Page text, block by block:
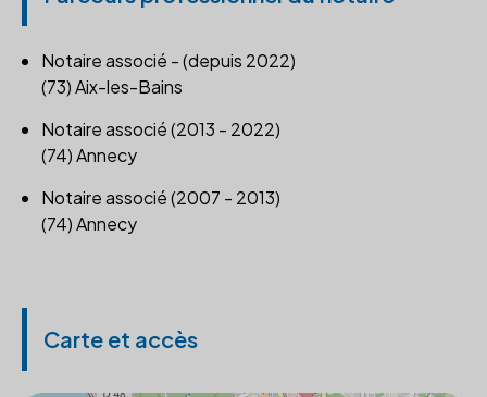
Notaire associé - (depuis 2022)
(73) Aix-les-Bains
Notaire associé (2013 - 2022)
(74) Annecy
Notaire associé (2007 - 2013)
(74) Annecy
Carte et accès